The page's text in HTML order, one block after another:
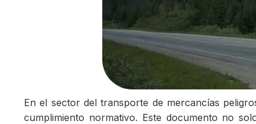
En el sector del transporte de mercancías
cumplimiento normativo. Este documento no